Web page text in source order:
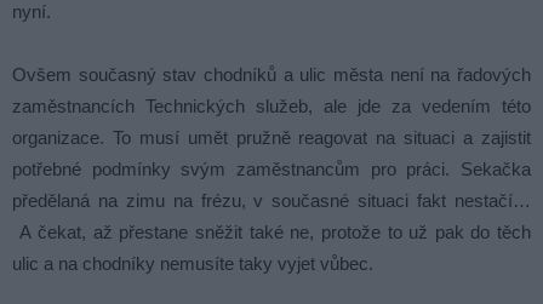
nyní.
Ovšem současný stav chodníků a ulic města není na řadových
zaměstnancích Technických služeb, ale jde za vedením této
organizace. To musí umět pružně reagovat na situaci a zajistit
potřebné podmínky svým zaměstnancům pro práci. Sekačka
předělaná na zimu na frézu, v současné situaci fakt nestačí…
A čekat, až přestane sněžit také ne, protože to už pak do těch
ulic a na chodníky nemusíte taky vyjet vůbec.